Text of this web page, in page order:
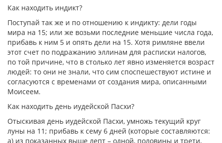
Как находить индикт?
Поступай так же и по отношению к индикту: дели годы
мира на 15; или же возьми последние меньшие числа года,
прибавь к ним 5 и опять дели на 15. Хотя римляне ввели
этот счет по подражанию эллинам для расписки налогов,
по той причине, что в столько лет явно изменяется возраст
людей: то они не знали, что сим споспешествуют истине и
согласуются с временами от создания мира, описанными
Моисеем.
Как находить день иудейской Пасхи?
Отыскивая день иудейской Пасхи, умножь текущий круг
луны на 11; прибавь к сему 6 дней (которые составляются:
а) из показанных выше лепт – одной, половины и трети,